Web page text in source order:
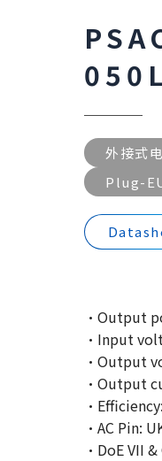
外接式
Plug-
·Output
·Input
·Output
·Output
·AC Pin:
·DoE VII